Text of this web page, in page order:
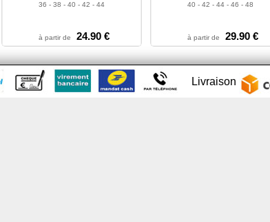
36 - 38 - 40 - 42 - 44
à partir de 24.90 €
40 - 42 - 44 - 46 - 48
à partir de 29.90 €
Livraison